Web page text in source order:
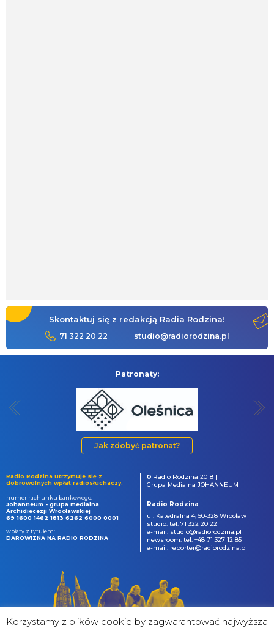
Skontaktuj się z redakcją Radia Rodzina!
71 322 20 22 studio@radiorodzina.pl
Patronaty:
Jak zdobyć patronat?
Radio Rodzina utrzymuje się z
dobrowolnych wpłat radiosłuchaczy.
numer rachunku bankowego:
Johanneum - grupa medialna
Archidiecezji Wrocławskiej
69 1600 1462 1813 6262 6000 0001
wpłaty z tytułem:
DAROWIZNA NA RADIO RODZINA
© Radio Rodzina 2018 |
Grupa Medialna JOHANNEUM
Radio Rodzina
ul. Katedralna 4, 50-328 Wrocław
studio: tel. 71 322 20 22
e-mail: studio@radiorodzina.pl
newsroom: tel. +48 71 327 12 85
e-mail: reporter@radiorodzina.pl
Korzystamy z plików cookie by zagwarantować najwyższa